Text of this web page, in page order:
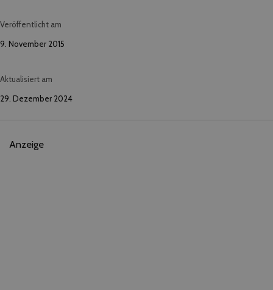
Veröffentlicht am
9. November 2015
Aktualisiert am
29. Dezember 2024
Anzeige